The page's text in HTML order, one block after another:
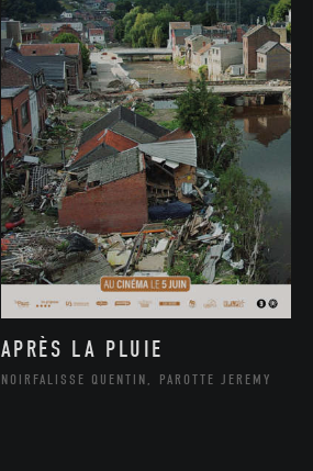
APRÈS LA PLUIE
NOIRFALISSE QUENTIN, PAROTTE JEREMY